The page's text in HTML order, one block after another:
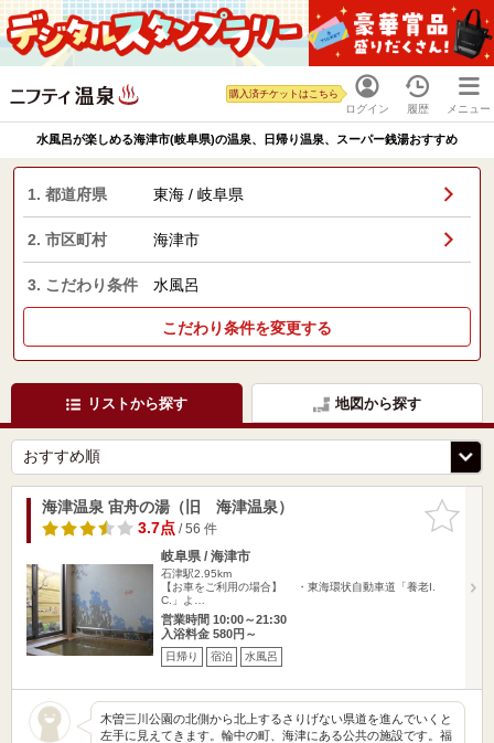
ログイン
購入済チケットはこちら
履歴 メニュー
水風呂が楽しめる海津市(岐阜県)の温泉、日帰り温泉、スーパー銭湯おすすめ
1. 都道府県 東海 / 岐阜県
2. 市区町村 海津市
3. こだわり条件 水風呂
こだわり条件を変更する
リストから探す 地図から探す
お気に入
りに追加
海津温泉 宙舟の湯（旧 海津温泉）
3.7点/ 56 件
岐阜県 / 海津市
石津駅2.95km
【お車をご利用の場合】 ・東海環状自動車道「養老I.
C.」よ…
営業時間 10:00～21:30
入浴料金 580円～
日帰り 宿泊 水風呂
木曽三川公園の北側から北上するさりげない県道を進んでいくと
左手に見えてきます。輪中の町、海津にある公共の施設です。福